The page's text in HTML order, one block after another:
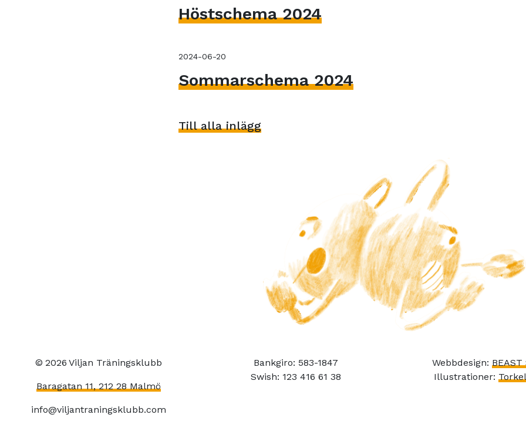
Höstschema 2024
2024-06-20
Sommarschema 2024
Till alla inlägg
© 2026 Viljan Träningsklubb
Baragatan 11, 212 28 Malmö
info@viljantraningsklubb.com
Bankgiro: 583-1847
Swish: 123 416 61 38
Webbdesign:
Illustrationer: